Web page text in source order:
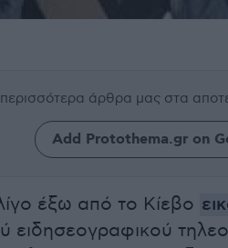
περισσότερα άρθρα μας στα
Add Protothema.gr on
έξω από το Κίεβο
ειδησεογραφικού